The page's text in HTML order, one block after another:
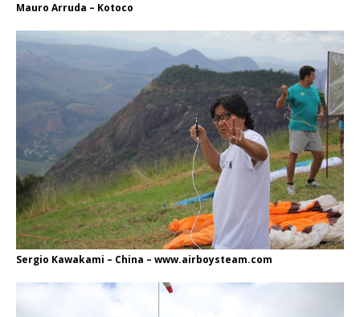
Mauro Arruda – Kotoco
Sergio Kawakami – China – www.airboysteam.com